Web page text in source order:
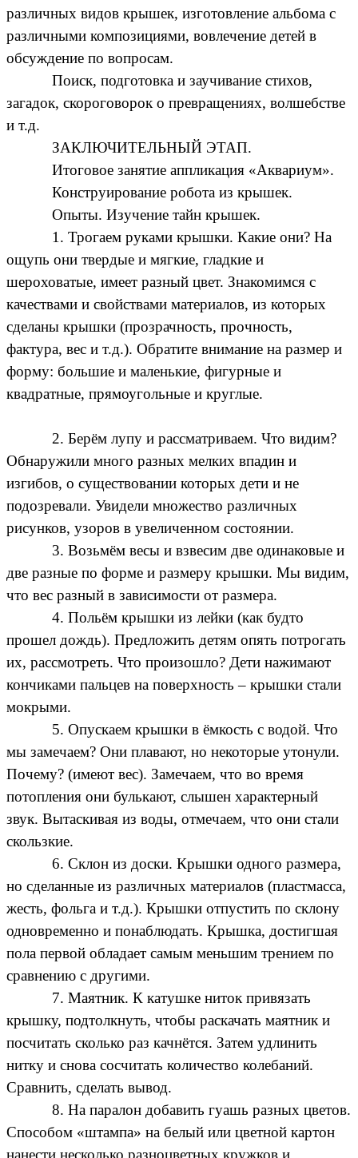
различных видов крышек, изготовление альбома с
различными композициями, вовлечение детей в
обсуждение по вопросам.
Поиск, подготовка и заучивание стихов,
загадок, скороговорок о превращениях, волшебстве
и т.д.
ЗАКЛЮЧИТЕЛЬНЫЙ ЭТАП.
Итоговое занятие аппликация «Аквариум».
Конструирование робота из крышек.
Опыты. Изучение тайн крышек.
1. Трогаем руками крышки. Какие они? На
ощупь они твердые и мягкие, гладкие и
шероховатые, имеет разный цвет. Знакомимся с
качествами и свойствами материалов, из которых
сделаны крышки (прозрачность, прочность,
фактура, вес и т.д.). Обратите внимание на размер и
форму: большие и маленькие, фигурные и
квадратные, прямоугольные и круглые.
2. Берём лупу и рассматриваем. Что видим?
Обнаружили много разных мелких впадин и
изгибов, о существовании которых дети и не
подозревали. Увидели множество различных
рисунков, узоров в увеличенном состоянии.
3. Возьмём весы и взвесим две одинаковые и
две разные по форме и размеру крышки. Мы видим,
что вес разный в зависимости от размера.
4. Польём крышки из лейки (как будто
прошел дождь). Предложить детям опять потрогать
их, рассмотреть. Что произошло? Дети нажимают
кончиками пальцев на поверхность – крышки стали
мокрыми.
5. Опускаем крышки в ёмкость с водой. Что
мы замечаем? Они плавают, но некоторые утонули.
Почему? (имеют вес). Замечаем, что во время
потопления они булькают, слышен характерный
звук. Вытаскивая из воды, отмечаем, что они стали
скользкие.
6. Склон из доски. Крышки одного размера,
но сделанные из различных материалов (пластмасса,
жесть, фольга и т.д.). Крышки отпустить по склону
одновременно и понаблюдать. Крышка, достигшая
пола первой обладает самым меньшим трением по
сравнению с другими.
7. Маятник. К катушке ниток привязать
крышку, подтолкнуть, чтобы раскачать маятник и
посчитать сколько раз качнётся. Затем удлинить
нитку и снова сосчитать количество колебаний.
Сравнить, сделать вывод.
8. На паралон добавить гуашь разных цветов.
Способом «штампа» на белый или цветной картон
нанести несколько разноцветных кружков и